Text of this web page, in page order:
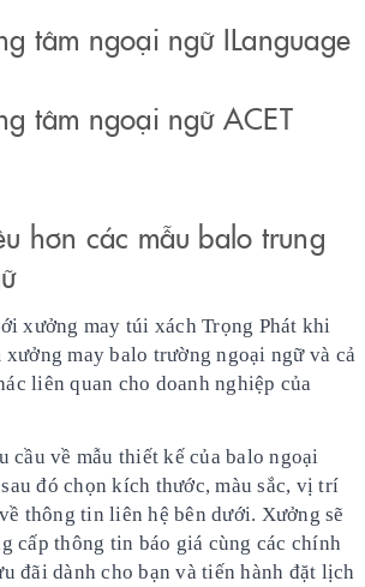
tâm ngoại ngữ ILanguage
tâm ngoại ngữ ACET
hơn các mẫu balo trung
xưởng may túi xách Trọng Phát khi
xưởng may balo trường ngoại ngữ và cả
liên quan cho doanh nghiệp của
cầu về mẫu thiết kế của balo ngoại
đó chọn kích thước, màu sắc, vị trí
thông tin liên hệ bên dưới. Xưởng sẽ
cấp thông tin báo giá cùng các chính
đãi dành cho bạn và tiến hành đặt lịch